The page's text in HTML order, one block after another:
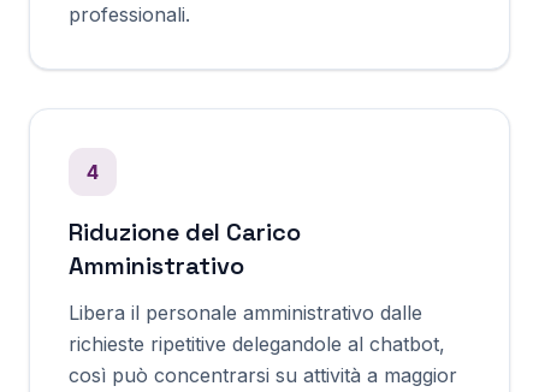
professionali.
4
Riduzione del Carico
Amministrativo
Libera il personale amministrativo dalle
richieste ripetitive delegandole al chatbot,
così può concentrarsi su attività a maggior